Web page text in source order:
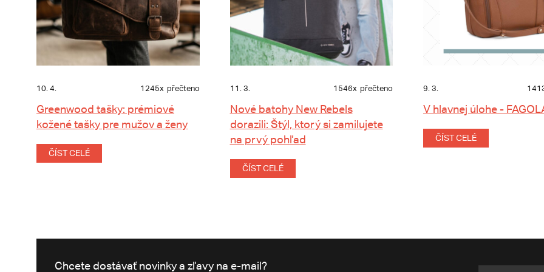
10. 4. 1245x přečteno
Greenwood tašky: prémiové
kožené tašky pre mužov a ženy
ČÍST CELÉ
11. 3. 1546x přečteno
Nové batohy New Rebels
dorazili: Štýl, ktorý si zamilujete
na prvý pohľad
ČÍST CELÉ
9. 3.
V hlavnej úlohe -
ČÍST CELÉ
Chcete dostávať novinky a zľavy na e-mail?